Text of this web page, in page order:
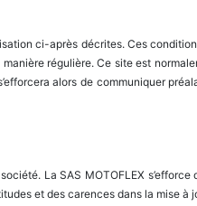
ci-après décrites. Ces
régulière. Ce site est
alors de communiquer
La SAS MOTOFLEX
et des carences dans la mise à